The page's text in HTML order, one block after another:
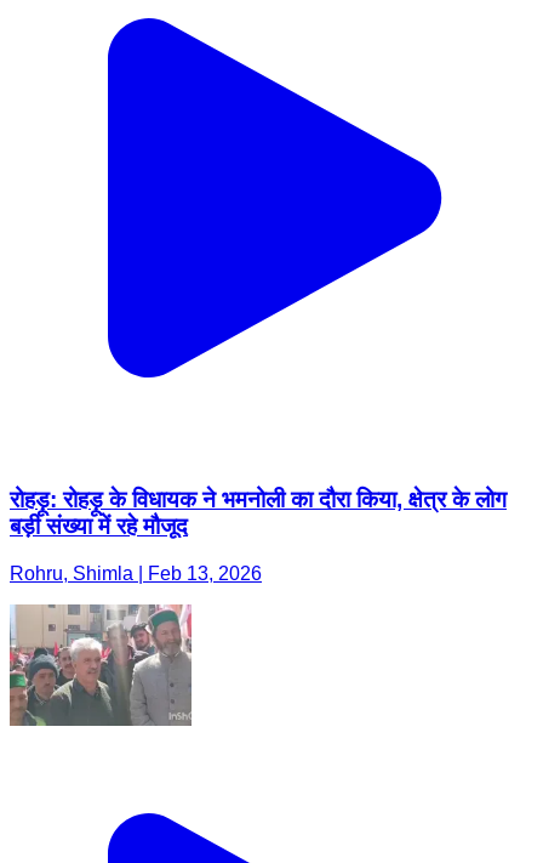
रोहड़ू: रोहड़ू के विधायक ने भमनोली का दौरा किया, क्षेत्र के लोग
बड़ी संख्या में रहे मौजूद
Rohru, Shimla | Feb 13, 2026